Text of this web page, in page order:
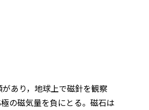
あり，地球上で磁針を観察
の磁気量を負にとる。磁石は